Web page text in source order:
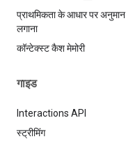
प्राथमिकता के आधार पर अनुमान
लगाना
कॉन्टेक्स्ट कैश मेमोरी
गाइड
Interactions API
स्ट्रीमिंग